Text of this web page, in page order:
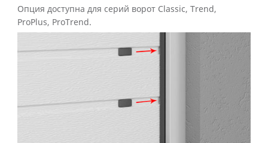
Опция доступна для серий ворот Classic, Trend,
ProPlus, ProTrend.